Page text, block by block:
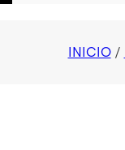
INICIO/